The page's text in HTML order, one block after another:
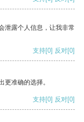
泄露个人信息，让我非常
支持[0] 反对[0]
更准确的选择。
支持[0] 反对[0]